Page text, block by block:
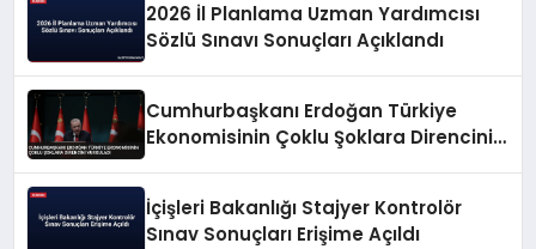
2026 İl Planlama Uzman Yardımcısı
Sözlü Sınavı Sonuçları Açıklandı
Cumhurbaşkanı Erdoğan Türkiye
Ekonomisinin Çoklu Şoklara Direncini
İçişleri Bakanlığı Stajyer Kontrolör
Sınav Sonuçları Erişime Açıldı